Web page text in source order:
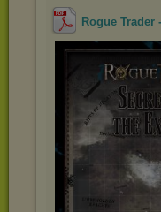
Rogue Trader